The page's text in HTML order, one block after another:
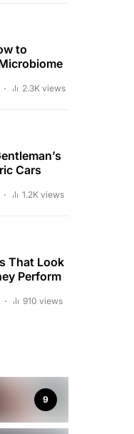
to
2.3K views
Cars
1.2K views
That Look
Perform
910 views
9